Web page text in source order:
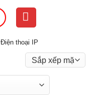
Điện thoại IP